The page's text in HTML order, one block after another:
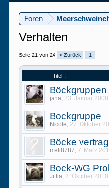
Foren
Verhalten
Seite 21 von 24 < Zurück 1 ←
Titel ↓
jana, 23. Januar 2008
Bockgruppe
Nicole, 27. Oktober
Böcke
meli8787, 7. März
Bock-WG
Julia, 2. Oktober 2010